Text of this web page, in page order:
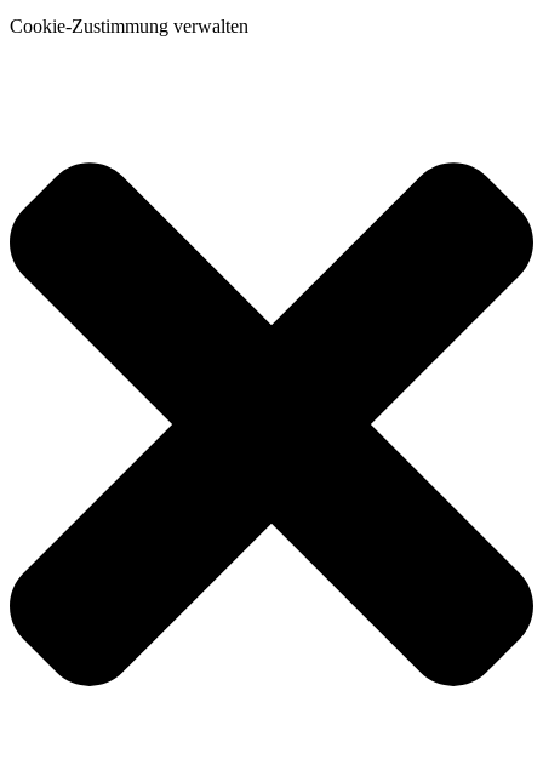
Cookie-Zustimmung verwalten